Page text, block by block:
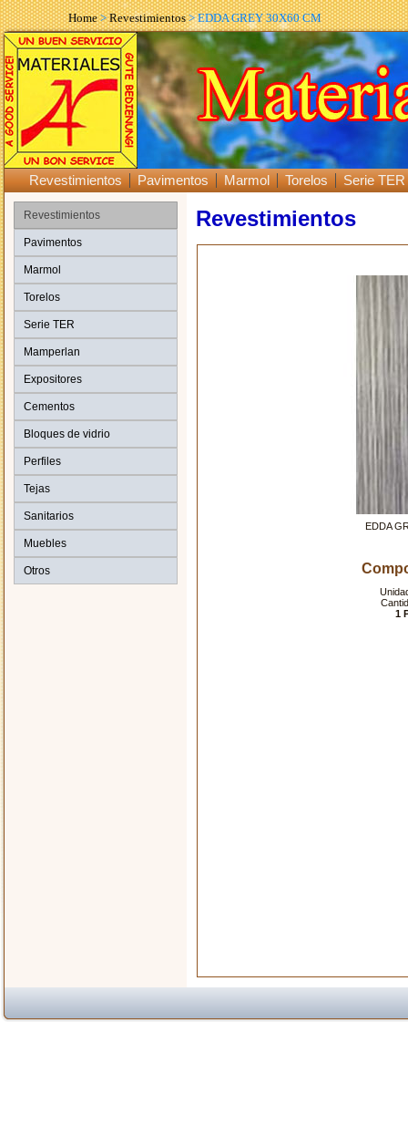
Home>Revestimientos> EDDA GREY 30X60 CM
Revestimientos Pavimentos Marmol Torelos Serie TER
Revestimientos
Pavimentos
Marmol
Torelos
Serie TER
Mamperlan
Expositores
Cementos
Bloques de vidrio
Perfiles
Tejas
Sanitarios
Muebles
Otros
Revestimientos
EDDA
1